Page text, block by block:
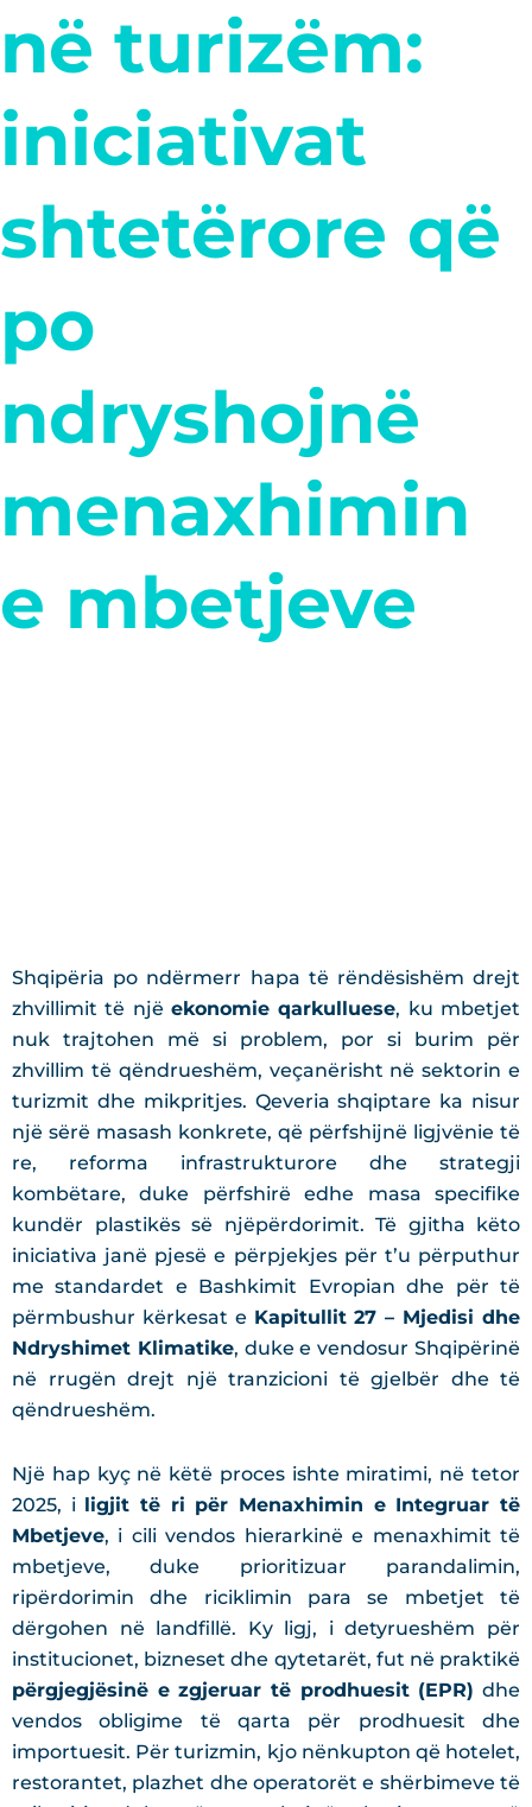
në turizëm:
iniciativat
shtetërore që
po
ndryshojnë
menaxhimin
e mbetjeve
Shqipëria po ndërmerr hapa të rëndësishëm drejt
zhvillimit të një ekonomie qarkulluese, ku mbetjet
nuk trajtohen më si problem, por si burim për
zhvillim të qëndrueshëm, veçanërisht në sektorin e
turizmit dhe mikpritjes. Qeveria shqiptare ka nisur
një sërë masash konkrete, që përfshijnë ligjvënie të
re, reforma infrastrukturore dhe strategji
kombëtare, duke përfshirë edhe masa specifike
kundër plastikës së njëpërdorimit. Të gjitha këto
iniciativa janë pjesë e përpjekjes për t’u përputhur
me standardet e Bashkimit Evropian dhe për të
përmbushur kërkesat e Kapitullit 27 – Mjedisi dhe
Ndryshimet Klimatike, duke e vendosur Shqipërinë
në rrugën drejt një tranzicioni të gjelbër dhe të
qëndrueshëm.
Një hap kyç në këtë proces ishte miratimi, në tetor
2025, i ligjit të ri për Menaxhimin e Integruar të
Mbetjeve, i cili vendos hierarkinë e menaxhimit të
mbetjeve, duke prioritizuar parandalimin,
ripërdorimin dhe riciklimin para se mbetjet të
dërgohen në landfillë. Ky ligj, i detyrueshëm për
institucionet, bizneset dhe qytetarët, fut në praktikë
përgjegjësinë e zgjeruar të prodhuesit (EPR) dhe
vendos obligime të qarta për prodhuesit dhe
importuesit. Për turizmin, kjo nënkupton që hotelet,
restorantet, plazhet dhe operatorët e shërbimeve të